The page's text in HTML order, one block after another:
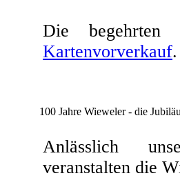
Die begehrten
Kartenvorverkauf.
100 Jahre Wieweler - die
Anlässlich
veranstalten die